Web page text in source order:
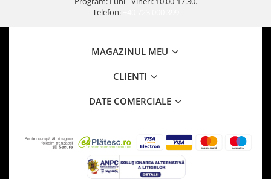
Telefon:
MAGAZINUL MEU
CLIENTI
DATE COMERCIALE